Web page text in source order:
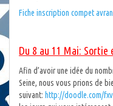
Fiche inscription compet
Du 8 au 11 Mai: Sortie
Afin d’avoir une idée du
Seine, nous vous prions de
suivant: http://doodle.com/